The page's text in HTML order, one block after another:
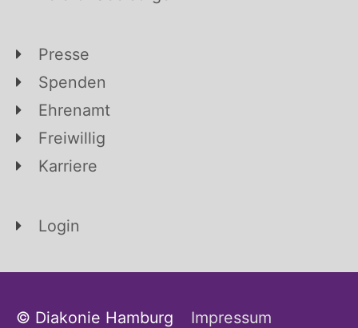
Presse
Spenden
Ehrenamt
Freiwillig
Karriere
Login
© Diakonie Hamburg
Impressum